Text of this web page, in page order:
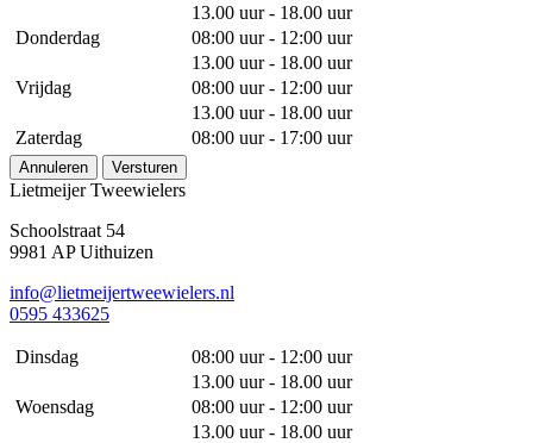
13.00 uur - 18.00 uur
Donderdag
08:00 uur - 12:00 uur
13.00 uur - 18.00 uur
Vrijdag
08:00 uur - 12:00 uur
13.00 uur - 18.00 uur
Zaterdag
08:00 uur - 17:00 uur
Annuleren Versturen
Lietmeijer Tweewielers
Schoolstraat 54
9981 AP Uithuizen
info@lietmeijertweewielers.nl
0595 433625
Dinsdag
08:00 uur - 12:00 uur
13.00 uur - 18.00 uur
Woensdag
08:00 uur - 12:00 uur
13.00 uur - 18.00 uur